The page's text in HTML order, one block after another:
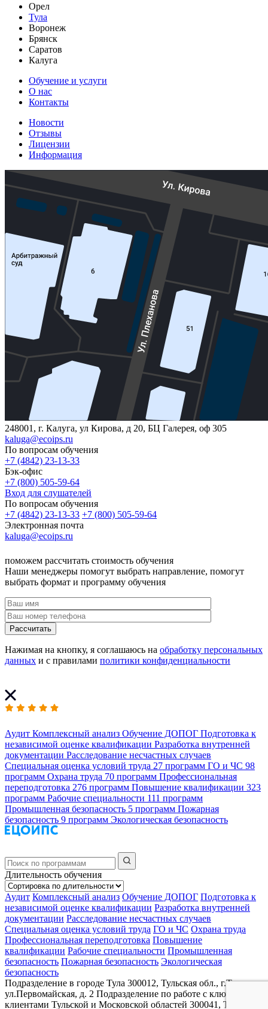
Орел
Тула
Воронеж
Брянск
Саратов
Калуга
Обучение и услуги
О нас
Контакты
Новости
Отзывы
Лицензии
Информация
248001, г. Калуга, ул Кирова, д 20, БЦ Галерея, оф 305
kaluga@ecoips.ru
По вопросам обучения
+7 (4842) 23-13-33
Бэк-офис
+7 (800) 505-59-64
Вход для слушателей
По вопросам обучения
+7 (4842) 23-13-33 +7 (800) 505-59-64
Электронная почта
kaluga@ecoips.ru
поможем рассчитать стоимость обучения
Наши менеджеры помогут выбрать направление, помогут
выбрать формат и программу обучения
Рассчитать
Нажимая на кнопку, я соглашаюсь на обработку персональных
данных и с правилами политики конфиденциальности
Аудит Комплексный анализ Обучение ДОПОГ Подготовка к
независимой оценке квалификации Разработка внутренней
документации Расследование несчастных случаев
Специальная оценка условий труда 27 программ ГО и ЧС 98
программ Охрана труда 70 программ Профессиональная
переподготовка 276 программ Повышение квалификации 323
программ Рабочие специальности 111 программ
Промышленная безопасность 5 программ Пожарная
безопасность 9 программ Экологическая безопасность
Длительность обучения
Аудит Комплексный анализ Обучение ДОПОГ Подготовка к
независимой оценке квалификации Разработка внутренней
документации Расследование несчастных случаев
Специальная оценка условий труда ГО и ЧС Охрана труда
Профессиональная переподготовка Повышение
квалификации Рабочие специальности Промышленная
безопасность Пожарная безопасность Экологическая
безопасность
Подразделение в городе Тула 300012, Тульская обл., г.Тула,
ул.Первомайская, д. 2 Подразделение по работе с ключевыми
клиентами Тульской и Московской областей 300041, Тульская